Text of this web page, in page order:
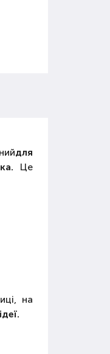
для
Це
на